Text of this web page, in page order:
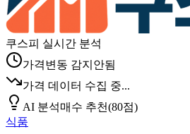
쿠스피 실시간 분석
가격변동 감지안됨
가격 데이터 수집 중...
AI 분석매수 추천(80점)
식품